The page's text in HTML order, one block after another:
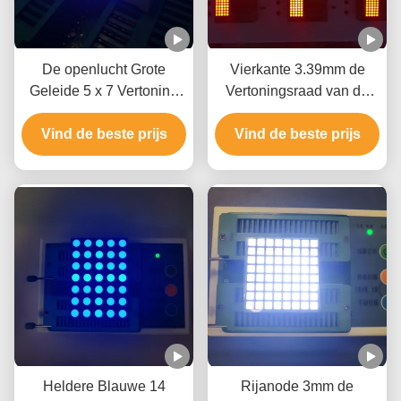
De openlucht Grote
Geleide 5 x 7 Vertoning
van de Puntmatrijs, het
1,54 Duim LEIDENE
Matrijsscherm voor
Vind de beste prijs
Vierkante 3.39mm de
Vertoningsraad van de
Punt35mcd 1.1in 20mA
Geleide Matrijs
Vind de beste prijs
Heldere Blauwe 14
Rijanode 3mm de